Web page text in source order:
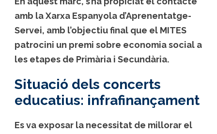
amb la Xarxa Espanyola d’Aprenentatge-
Servei, amb l’objectiu final que el MITES
patrocini un premi sobre economia social a
les etapes de Primària i Secundària.
Situació dels concerts
educatius: infrafinançament
Es va exposar la necessitat de millorar el